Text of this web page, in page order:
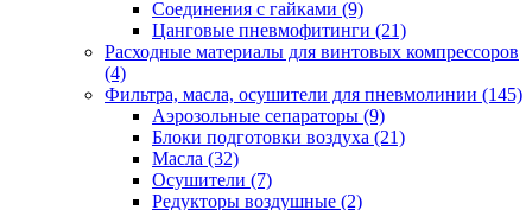
Соединения с гайками (9)
Цанговые пневмофитинги (21)
Расходные материалы для винтовых компрессоров
(4)
Фильтра, масла, осушители для пневмолинии (145)
Аэрозольные сепараторы (9)
Блоки подготовки воздуха (21)
Масла (32)
Осушители (7)
Редукторы воздушные (2)